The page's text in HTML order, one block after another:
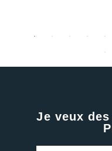
Je veux